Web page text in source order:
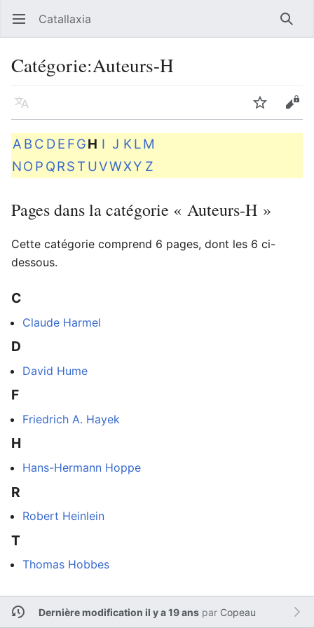
Ouvrir le menu principal Catallaxia
Catégorie:Auteurs-H
Langue Suivre
A B C DE FGH I J KLM
NO P QRS T UVWXY Z
Pages dans la catégorie « Auteurs-H »
Cette catégorie comprend 6 pages, dont les 6 ci-
dessous.
C
Claude Harmel
D
David Hume
F
Friedrich A. Hayek
H
Hans-Hermann Hoppe
R
Robert Heinlein
T
Thomas Hobbes
Dernière modification il y a 19 anspar Copeau